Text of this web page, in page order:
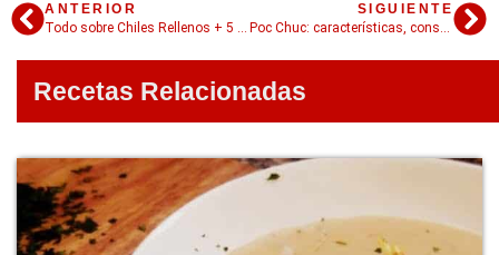
ANTERIOR
Todo sobre Chiles Rellenos + 5 opciones de rellenos para innovar en tu cocina
SIGUIENTE
Poc Chuc: características, consejos, y acompañamientos para una receta fácil del clásico yucateco
Recetas Relacionadas